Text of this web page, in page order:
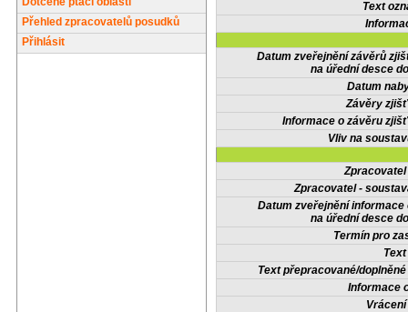
Přehled zpracovatelů posudků
Přihlásit
Text
Datum zveřejnění závěrů
na úřední desce
Datum
Závěry
Informace o závěru
Vliv na
Zpracovatel -
Datum zveřejnění informace
na úřední desce
Termín pro
Text přepracované/
Informace